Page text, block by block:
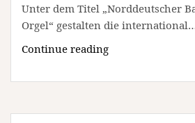
Unter dem Titel „Norddeutscher
Orgel“ gestalten die
Continue readingNorddeutscher
–
und